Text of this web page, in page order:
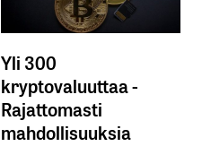
Yli 300
kryptovaluuttaa -
Rajattomasti
mahdollisuuksia